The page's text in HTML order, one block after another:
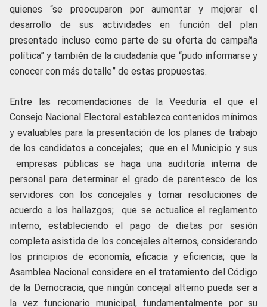
quienes “se preocuparon por aumentar y mejorar el
desarrollo de sus actividades en función del plan
presentado incluso como parte de su oferta de campaña
política” y también de la ciudadanía que “pudo informarse y
conocer con más detalle” de estas propuestas.
Entre las recomendaciones de la Veeduría el que el
Consejo Nacional Electoral establezca contenidos mínimos
y evaluables para la presentación de los planes de trabajo
de los candidatos a concejales; que en el Municipio y sus
empresas públicas se haga una auditoría interna de
personal para determinar el grado de parentesco de los
servidores con los concejales y tomar resoluciones de
acuerdo a los hallazgos; que se actualice el reglamento
interno, estableciendo el pago de dietas por sesión
completa asistida de los concejales alternos, considerando
los principios de economía, eficacia y eficiencia; que la
Asamblea Nacional considere en el tratamiento del Código
de la Democracia, que ningún concejal alterno pueda ser a
la vez funcionario municipal, fundamentalmente por su